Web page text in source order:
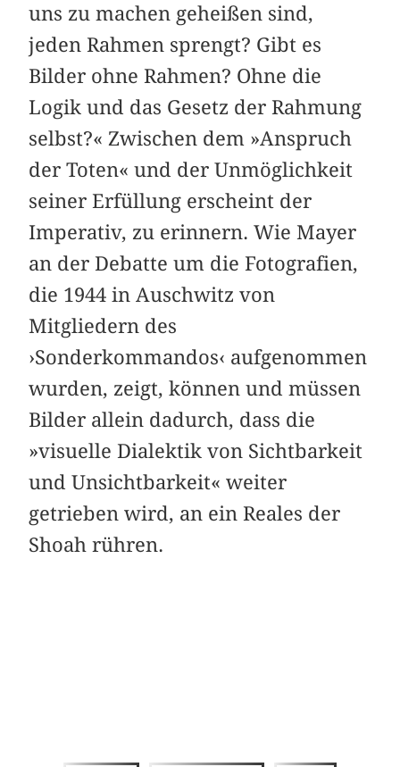
uns zu machen geheißen sind,
jeden Rahmen sprengt? Gibt es
Bilder ohne Rahmen? Ohne die
Logik und das Gesetz der Rahmung
selbst?« Zwischen dem »Anspruch
der Toten« und der Unmöglichkeit
seiner Erfüllung erscheint der
Imperativ, zu erinnern. Wie Mayer
an der Debatte um die Fotografien,
die 1944 in Auschwitz von
Mitgliedern des
›Sonderkommandos‹ aufgenommen
wurden, zeigt, können und müssen
Bilder allein dadurch, dass die
»visuelle Dialektik von Sichtbarkeit
und Unsichtbarkeit« weiter
getrieben wird, an ein Reales der
Shoah rühren.